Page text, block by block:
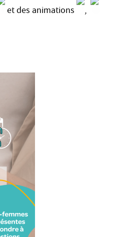
et des animations
,